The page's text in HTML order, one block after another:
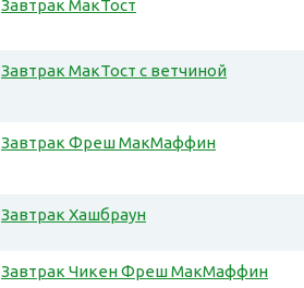
Завтрак МакТост
Завтрак МакТост с ветчиной
Завтрак Фреш МакМаффин
Завтрак Хашбраун
Завтрак Чикен Фреш МакМаффин